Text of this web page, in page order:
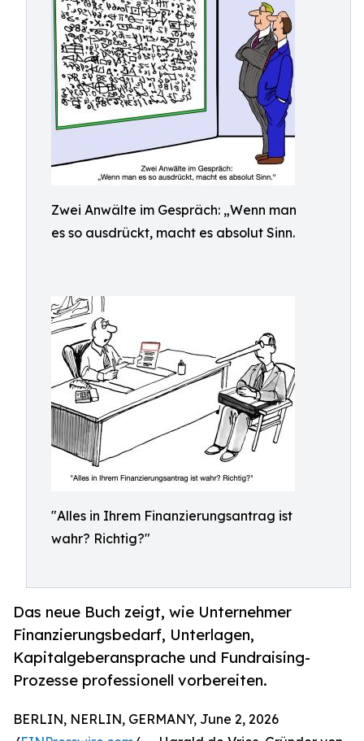
Zwei Anwälte im Gespräch: „Wenn man
es so ausdrückt, macht es absolut Sinn.
"Alles in Ihrem Finanzierungsantrag ist
wahr? Richtig?"
Das neue Buch zeigt, wie Unternehmer
Finanzierungsbedarf, Unterlagen,
Kapitalgeberansprache und Fundraising-
Prozesse professionell vorbereiten.
BERLIN, NERLIN, GERMANY, June 2, 2026